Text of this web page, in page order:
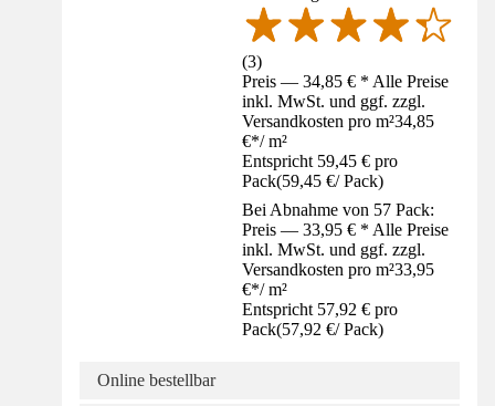
(3)
Preis — 34,85 € * Alle Preise
inkl. MwSt. und ggf. zzgl.
Versandkosten pro m²34,85
€*/ m²
Entspricht 59,45 € pro
Pack(59,45 €/ Pack)
Bei Abnahme von 57 Pack:
Preis — 33,95 € * Alle Preise
inkl. MwSt. und ggf. zzgl.
Versandkosten pro m²33,95
€*/ m²
Entspricht 57,92 € pro
Pack(57,92 €/ Pack)
Online bestellbar